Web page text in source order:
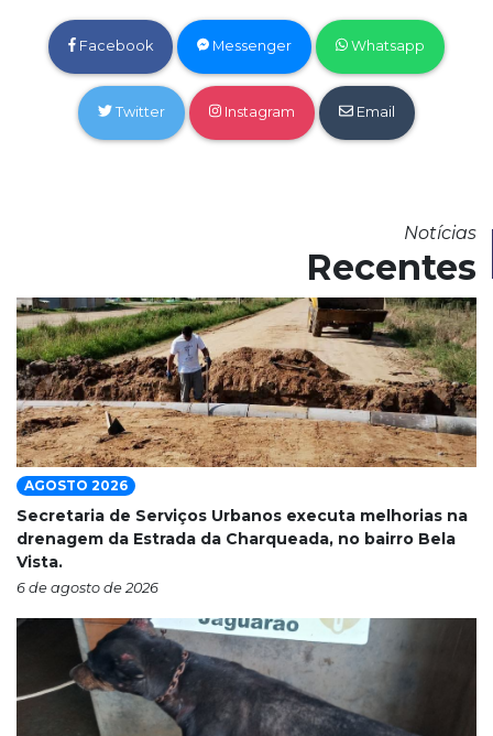
Facebook Messenger Whatsapp
Twitter Instagram Email
Notícias
Recentes
AGOSTO 2026
Secretaria de Serviços Urbanos executa melhorias na
drenagem da Estrada da Charqueada, no bairro Bela
Vista.
6 de agosto de 2026